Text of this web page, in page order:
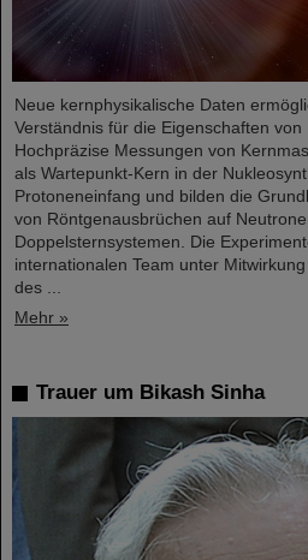
Neue kernphysikalische Daten
Verständnis für die Eigenschaften von
Hochpräzise Messungen von
als Wartepunkt-Kern in der
Protoneneinfang und bilden die
von Röntgenausbrüchen auf
Doppelsternsystemen. Die
internationalen Team unter
des ...
Mehr »
Trauer um Bikash Sinha